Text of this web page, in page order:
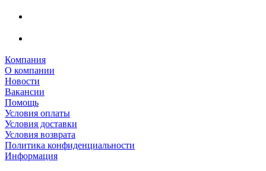
Компания
О компании
Новости
Вакансии
Помощь
Условия оплаты
Условия доставки
Условия возврата
Политика конфиденциальности
Информация